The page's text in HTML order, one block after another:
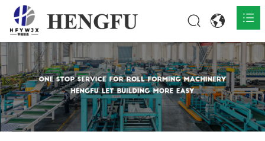
المنزل
المنتجات 
حول 